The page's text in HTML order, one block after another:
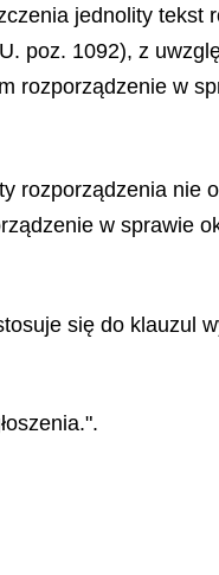
jednolity
poz. 1092), z
rozporządzenie w
rozporządzenia nie
w sprawie
się do klauzul